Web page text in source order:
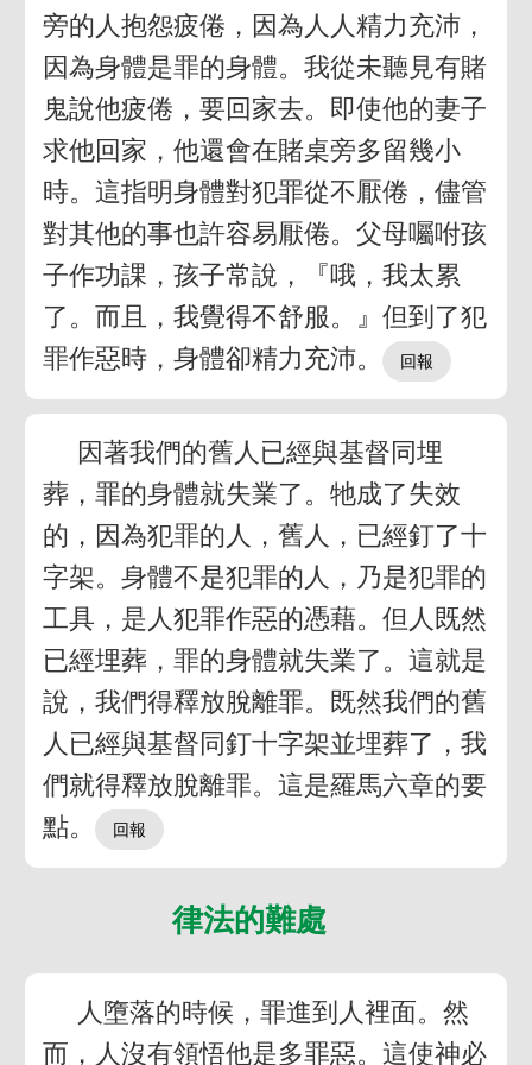
旁的人抱怨疲倦，因為人人精力充沛，
因為身體是罪的身體。我從未聽見有賭
鬼說他疲倦，要回家去。即使他的妻子
求他回家，他還會在賭桌旁多留幾小
時。這指明身體對犯罪從不厭倦，儘管
對其他的事也許容易厭倦。父母囑咐孩
子作功課，孩子常說，『哦，我太累
了。而且，我覺得不舒服。』但到了犯
罪作惡時，身體卻精力充沛。
因著我們的舊人已經與基督同埋
葬，罪的身體就失業了。牠成了失效
的，因為犯罪的人，舊人，已經釘了十
字架。身體不是犯罪的人，乃是犯罪的
工具，是人犯罪作惡的憑藉。但人既然
已經埋葬，罪的身體就失業了。這就是
說，我們得釋放脫離罪。既然我們的舊
人已經與基督同釘十字架並埋葬了，我
們就得釋放脫離罪。這是羅馬六章的要
點。
律法的難處
人墮落的時候，罪進到人裡面。然
而，人沒有領悟他是多罪惡。這使神必